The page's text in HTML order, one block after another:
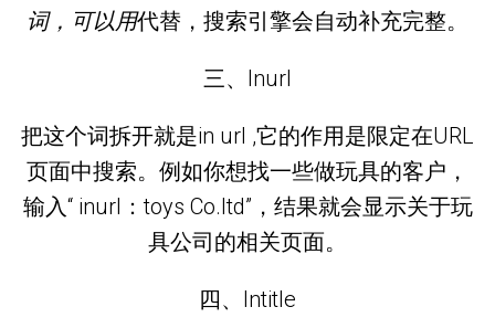
词，可以用代替，搜索引擎会自动补充完整。
三、Inurl
把这个词拆开就是in url ,它的作用是限定在URL
页面中搜索。例如你想找一些做玩具的客户，
输入“ inurl：toys Co.ltd”，结果就会显示关于玩
具公司的相关页面。
四、Intitle